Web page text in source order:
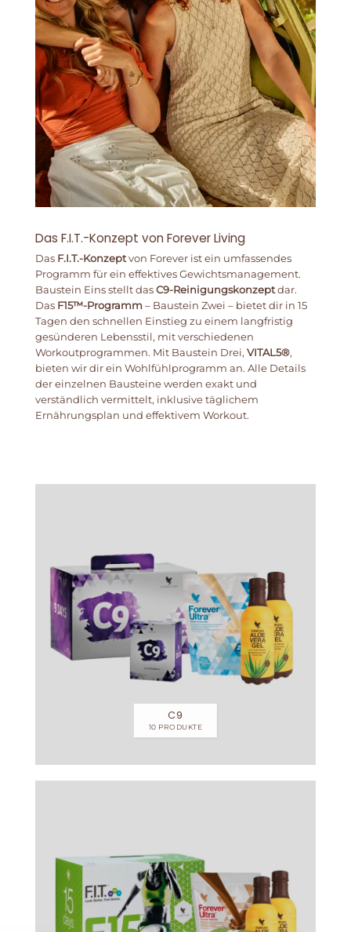
Das F.I.T.-Konzept von Forever Living
Das F.I.T.-Konzeptvon Forever ist ein umfassendes
Programm für ein effektives Gewichtsmanagement.
Baustein Eins stellt das C9-Reinigungskonzept dar.
Das F15™-Programm – Baustein Zwei – bietet dir in 15
Tagen den schnellen Einstieg zu einem langfristig
gesünderen Lebensstil, mit verschiedenen
Workoutprogrammen. Mit Baustein Drei, VITAL5®,
bieten wir dir ein Wohlfühlprogramm an. Alle Details
der einzelnen Bausteine werden exakt und
verständlich vermittelt, inklusive täglichem
Ernährungsplan und effektivem Workout.
C9
10 PRODUKTE